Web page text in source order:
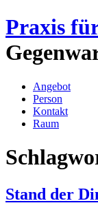
Zum
Inhalt
springen
Praxis
Angebot
Person
Kontakt
Raum
Stand der